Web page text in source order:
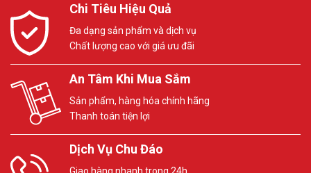
đều các bề mặt. Nút xoay cơ thao tác đơn giản người lớn tuổi nhỏ
tuổi cũng có thể sử dụng
Chi Tiêu Hiệu Quả
Đa dạng sản phẩm và dịch vụ
Chất lượng cao với giá ưu đãi
An Tâm Khi Mua Sắm
Sản phẩm, hàng hóa chính hãng
Thanh toán tiện lợi
Dịch Vụ Chu Đáo
Giao hàng nhanh trong 24h